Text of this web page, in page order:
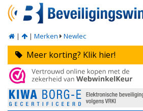
| | Merken Newlec
Meer korting? Klik hier!